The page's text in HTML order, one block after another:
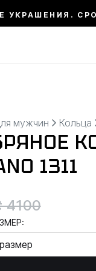
УКРАШЕНИЯ.
мужчин Кольца
1311
4100